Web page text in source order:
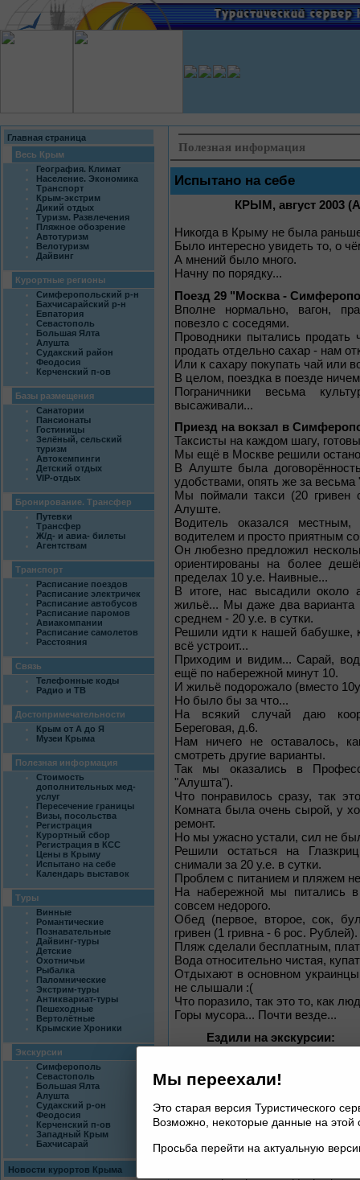
Главная страница
Весь Крым
География. Климат
Население. Экономика
Транспорт
Крым-экстрим
Дикий отдых
Туризм. Развлечения
Пляжное обозрение
Автотуризм
Велотуризм
Дайвинг
Курортные регионы
Симферопольский р-н
Бахчисарайский р-н
Евпатория
Севастополь
Большая Ялта
Алушта
Судакский район
Феодосия
Керченский п-ов
Базы размещения
Санатории
Пансионаты
Гостиницы
Зелёный, сельский
туризм
Автокемпинги
Детский отдых
VIP-отдых
Бронирование. Трансфер
Путевки
Трансфер
Ж/д- и авиа- билеты
Агентствам
Транспорт
Расписание поездов
Расписание электричек
Расписание автобусов
Расписание паромов
Авиакомпании
Расписание самолетов
Расстояния
Связь
Телефонные коды
Радио и ТВ
Достопримечательности
Крым от А до Я
Музеи Крыма
Полезная информация
Стоимость
дополнительных мед-
услуг
Пересечение границы
Визы, посольства
Регистрация
Курортный сбор
Регистрация в КСС
Цены в Крыму
Испытано на себе
Календарь выставок
Туры
Винные
Романтические
Познавательные
Дайвинг-туры
Детские
Охотничьи
Рыбалка
Паломнические
Экстрим-туры
Антиквариат-туры
Пешеходные
Вертолётные
Крымские Хроники
Экскурсии
Симферополь
Севастополь
Большая Ялта
Алушта
Судакский р-он
Феодосия
Керченский п-ов
Западный Крым
Бахчисарай
Новости курортов Крыма
Полезная информация
Испытано на себе
КРЫМ, август 2003
Никогда в Крыму не была
Было интересно увидеть то, о
А мнений было много.
Начну по порядку...
Поезд 29 "Москва -
Вполне нормально, вагон,
повезло с соседями.
Проводники пытались продать
продать отдельно сахар - нам
Или к сахару покупать чай или
В целом, поездка в поезде
Пограничники весьма
высаживали...
Приезд на вокзал в
Таксисты на каждом шагу,
Мы ещё в Москве решили
В Алуште была
удобствами, опять же за
Мы поймали такси (20 гривен
Алуште.
Водитель оказался
водителем и просто приятным
Он любезно предложил
ориентированы на более
пределах 10 у.е. Наивные...
В итоге, нас высадили около
жильё... Мы даже два варианта
среднем - 20 у.е. в сутки.
Решили идти к нашей бабушке,
всё устроит...
Приходим и видим... Сарай,
ещё по набережной минут 10.
И жильё подорожало (вместо
Но было бы за что...
На всякий случай даю
Береговая, д.6.
Нам ничего не оставалось,
смотреть другие варианты.
Так мы оказались в
"Алушта").
Что понравилось сразу, так
Комната была очень сырой, у
ремонт.
Но мы ужасно устали, сил не
Решили остаться на
снимали за 20 у.е. в сутки.
Проблем с питанием и пляжем
На набережной мы питались в
совсем недорого.
Обед (первое, второе, сок,
гривен (1 гривна - 6 рос. Рублей).
Пляж сделали бесплатным,
Вода относительно чистая,
Отдыхают в основном
не слышали :(
Что поразило, так это то, как
Горы мусора... Почти везде...
Ездили на экскурсии:
(45 гривен за человека)
Ласточкино гнездо
вид с моря. Можно на
Воронцовский дворец,
день - заплатили 60 у.е.
Мы переехали!
Это старая версия Туристического
Возможно, некоторые данные на этой
Просьба перейти на актуальную